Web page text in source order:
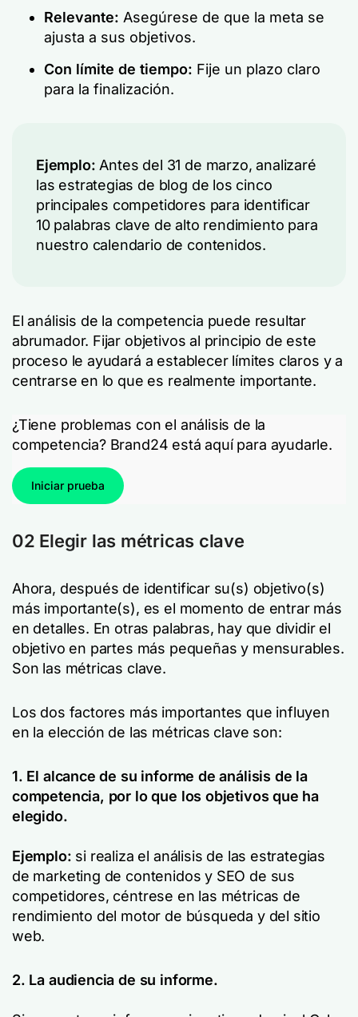
Relevante: Asegúrese de que la meta se
ajusta a sus objetivos.
Con límite de tiempo: Fije un plazo claro
para la finalización.
Ejemplo: Antes del 31 de marzo, analizaré
las estrategias de blog de los cinco
principales competidores para identificar
10 palabras clave de alto rendimiento para
nuestro calendario de contenidos.
El análisis de la competencia puede resultar
abrumador. Fijar objetivos al principio de este
proceso le ayudará a establecer límites claros y a
centrarse en lo que es realmente importante.
¿Tiene problemas con el análisis de la
competencia? Brand24 está aquí para ayudarle.
Iniciar prueba
02 Elegir las métricas clave
Ahora, después de identificar su(s) objetivo(s)
más importante(s), es el momento de entrar más
en detalles. En otras palabras, hay que dividir el
objetivo en partes más pequeñas y mensurables.
Son las métricas clave.
Los dos factores más importantes que influyen
en la elección de las métricas clave son:
1. El alcance de su informe de análisis de la
competencia, por lo que los objetivos que ha
elegido.
Ejemplo: si realiza el análisis de las estrategias
de marketing de contenidos y SEO de sus
competidores, céntrese en las métricas de
rendimiento del motor de búsqueda y del sitio
web.
2. La audiencia de su informe.